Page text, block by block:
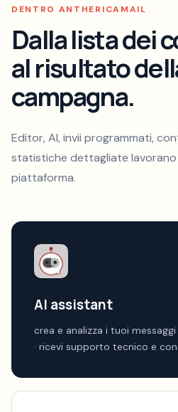
DENTRO ANTHERICAMAIL
Dalla lista dei
al risultato
campagna.
Editor, AI, invii programmati,
statistiche dettagliate lavorano
piattaforma.
AI assistant
crea e analizza i tuoi
· ricevi supporto tecnico e